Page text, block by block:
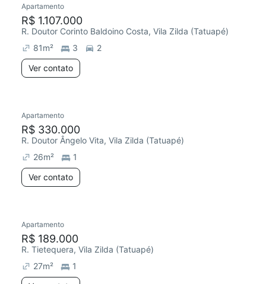
Apartamento
R$ 1.107.000
R. Doutor Corinto Baldoino Costa, Vila Zilda (Tatuapé)
81m² 3
2
Ver contato
Apartamento
R$ 330.000
R. Doutor Ângelo Vita, Vila Zilda (Tatuapé)
26m²
1
Ver contato
Apartamento
R$ 189.000
R. Tietequera, Vila Zilda (Tatuapé)
27m²
1